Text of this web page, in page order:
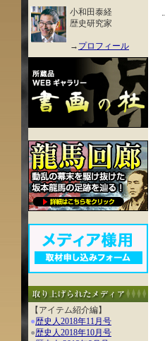
小和田泰経
歴史研究家
→ プロフィール
【アイテム紹介編】
●歴史人2018年11月号
●歴史人2018年10月号